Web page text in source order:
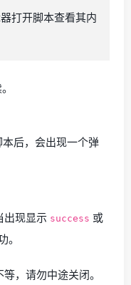
打开脚本查看其内
后，会出现一个弹
出现显示 success 或
。
，请勿中途关闭。